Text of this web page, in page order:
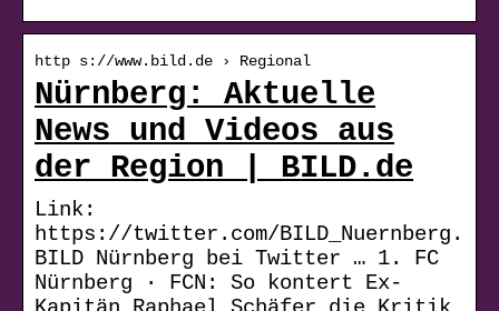
http s://www.bild.de › Regional
Nürnberg: Aktuelle
News und Videos aus
der Region | BILD.de
Link:
https://twitter.com/BILD_Nuernberg.
BILD Nürnberg bei Twitter … 1. FC
Nürnberg · FCN: So kontert Ex-